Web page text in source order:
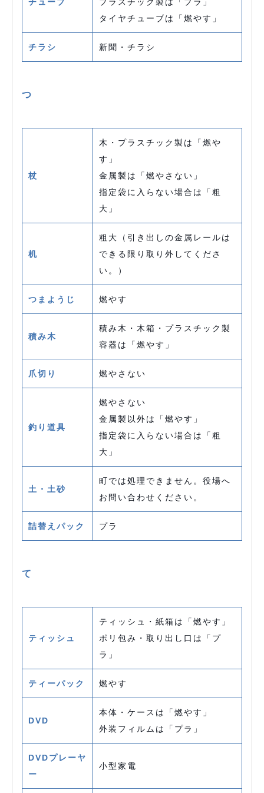
タイヤチューブは「燃やす」
チラシ 新聞・チラシ
つ
杖
木・プラスチック製は「燃や
す」
金属製は「燃やさない」
指定袋に入らない場合は「粗
大」
机
粗大（引き出しの金属レールは
できる限り取り外してくださ
い。）
つまようじ 燃やす
積み木
積み木・木箱・プラスチック製
容器は「燃やす」
爪切り 燃やさない
釣り道具
燃やさない
金属製以外は「燃やす」
指定袋に入らない場合は「粗
大」
土・土砂
町では処理できません。役場へ
お問い合わせください。
詰替えパック プラ
て
ティッシュ
ティッシュ・紙箱は「燃やす」
ポリ包み・取り出し口は「プ
ラ」
ティーパック 燃やす
DVD
本体・ケースは「燃やす」
外装フィルムは「プラ」
DVDプレーヤ
ー
小型家電